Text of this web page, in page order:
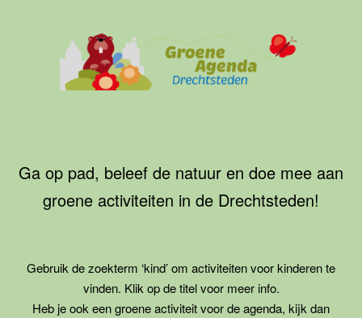
Drechtsteden
Ga op pad, beleef de natuur en doe mee aan
groene activiteiten in de Drechtsteden!
Gebruik de zoekterm ‘kind’ om activiteiten voor kinderen te
vinden. Klik op de titel voor meer info.
Heb je ook een groene activiteit voor de agenda, kijk dan